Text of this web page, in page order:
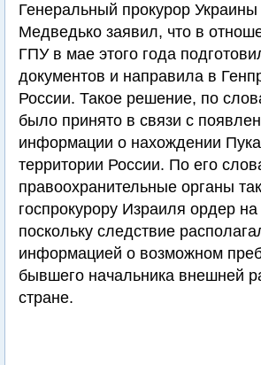
Генеральный прокурор
Медведько заявил, что в
ГПУ в мае этого года
документов и направила в
России. Такое решение, по
было принято в связи с
информации о нахождении
территории России. По его
правоохранительные органы
госпрокурору Израиля ордер
поскольку следствие
информацией о возможном
бывшего начальника внешней
стране.